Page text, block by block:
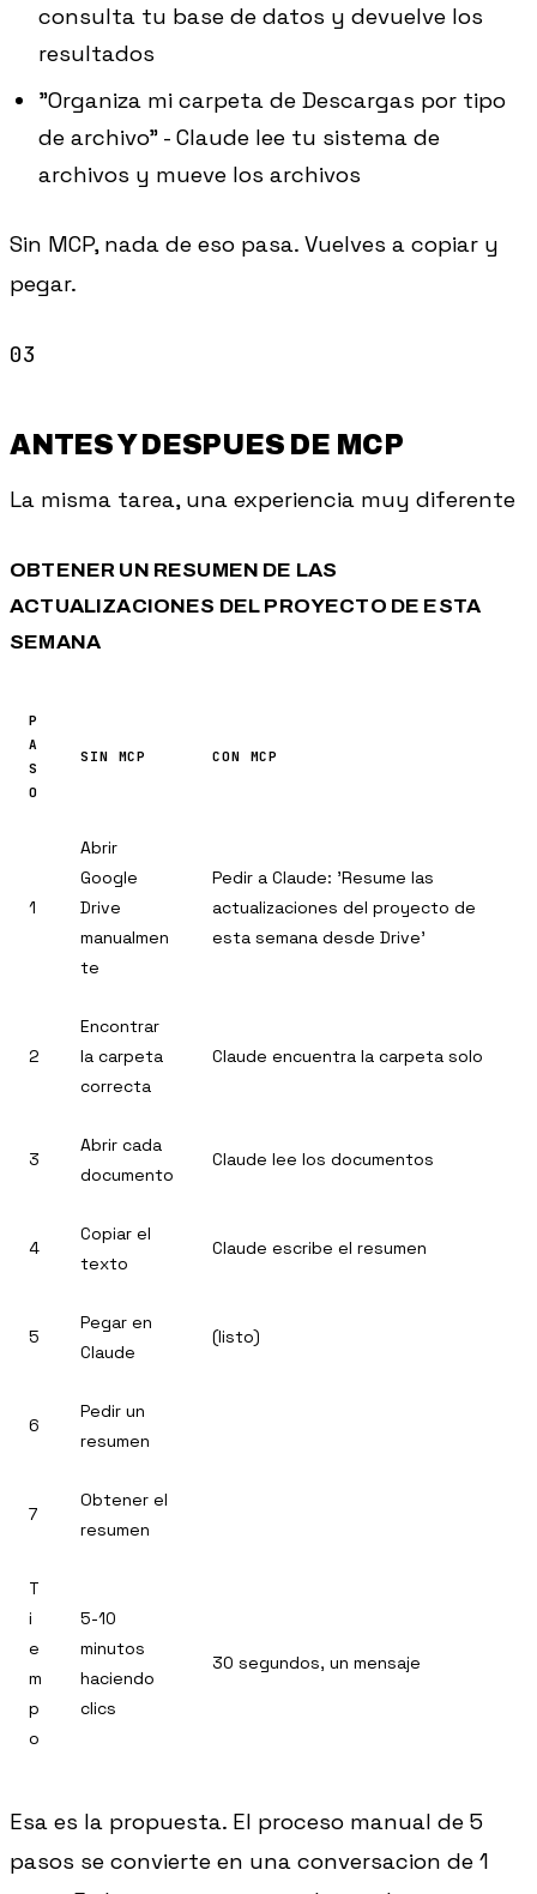
consulta tu base de datos y devuelve los
resultados
"Organiza mi carpeta de Descargas por tipo
de archivo" - Claude lee tu sistema de
archivos y mueve los archivos
Sin MCP, nada de eso pasa. Vuelves a copiar y
pegar.
ANTES Y DESPUES DE MCP
La misma tarea, una experiencia muy diferente
OBTENER UN RESUMEN DE LAS
ACTUALIZACIONES DEL PROYECTO DE ESTA
SEMANA
P
A
S
O
SIN MCP CON MCP
1
Abrir
Google
Drive
manualmen
te
Pedir a Claude: 'Resume las
actualizaciones del proyecto de
esta semana desde Drive'
2
Encontrar
la carpeta
correcta
Claude encuentra la carpeta solo
3
Abrir cada
documento
Claude lee los documentos
4
Copiar el
texto
Claude escribe el resumen
5
Pegar en
Claude
(listo)
6
Pedir un
resumen
7
Obtener el
resumen
T
i
e
m
p
o
5-10
minutos
haciendo
clics
30 segundos, un mensaje
Esa es la propuesta. El proceso manual de 5
pasos se convierte en una conversacion de 1